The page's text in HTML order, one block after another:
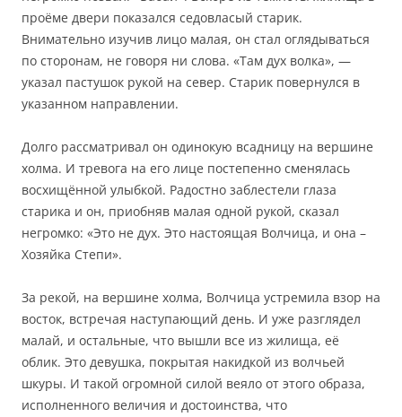
проёме двери показался седовласый старик.
Внимательно изучив лицо малая, он стал оглядываться
по сторонам, не говоря ни слова. «Там дух волка», —
указал пастушок рукой на север. Старик повернулся в
указанном направлении.
Долго рассматривал он одинокую всадницу на вершине
холма. И тревога на его лице постепенно сменялась
восхищённой улыбкой. Радостно заблестели глаза
старика и он, приобняв малая одной рукой, сказал
негромко: «Это не дух. Это настоящая Волчица, и она –
Хозяйка Степи».
За рекой, на вершине холма, Волчица устремила взор на
восток, встречая наступающий день. И уже разглядел
малай, и остальные, что вышли все из жилища, её
облик. Это девушка, покрытая накидкой из волчьей
шкуры. И такой огромной силой веяло от этого образа,
исполненного величия и достоинства, что